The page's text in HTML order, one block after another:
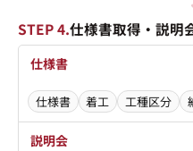
STEP 4.仕様書取得・説明
仕様書
仕様書 着工 工種区分
説明会